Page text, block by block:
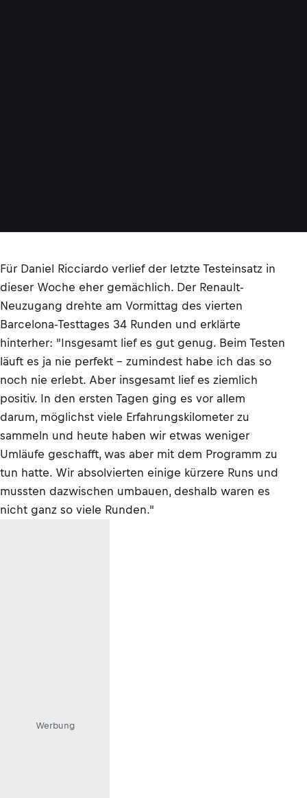
Für Daniel Ricciardo verlief der letzte Testeinsatz in
dieser Woche eher gemächlich. Der Renault-
Neuzugang drehte am Vormittag des vierten
Barcelona-Testtages 34 Runden und erklärte
hinterher: "Insgesamt lief es gut genug. Beim Testen
läuft es ja nie perfekt – zumindest habe ich das so
noch nie erlebt. Aber insgesamt lief es ziemlich
positiv. In den ersten Tagen ging es vor allem
darum, möglichst viele Erfahrungskilometer zu
sammeln und heute haben wir etwas weniger
Umläufe geschafft, was aber mit dem Programm zu
tun hatte. Wir absolvierten einige kürzere Runs und
mussten dazwischen umbauen, deshalb waren es
nicht ganz so viele Runden."
Werbung